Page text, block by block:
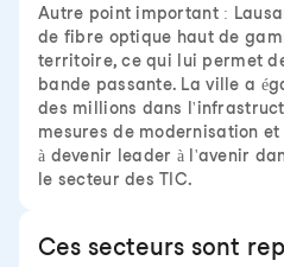
Autre point important :
de fibre optique haut de
territoire, ce qui lui permet
bande passante. La ville a
des millions dans
mesures de modernisation
à devenir leader à l'avenir
le secteur des TIC.
Ces secteurs sont